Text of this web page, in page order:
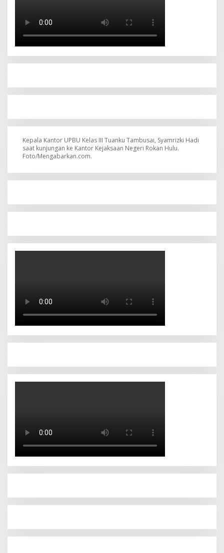
Kepala Kantor UPBU Kelas III Tuanku Tambusai, Syamrizki Hadi
saat kunjungan ke Kantor Kejaksaan Negeri Rokan Hulu.
Foto/Mengabarkan.com.